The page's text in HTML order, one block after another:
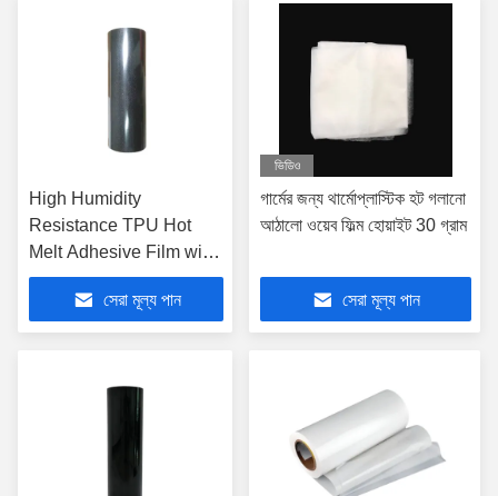
High Humidity
Resistance TPU Hot
Melt Adhesive Film with
144.7N.C Peeling Force
and 105C Melt Point
সেরা মূল্য পান
ভিডিও
গার্মের জন্য থার্মোপ্লাস্টিক হট গলানো
আঠালো ওয়েব ফিল্ম হোয়াইট 30 গ্রাম
সেরা মূল্য পান